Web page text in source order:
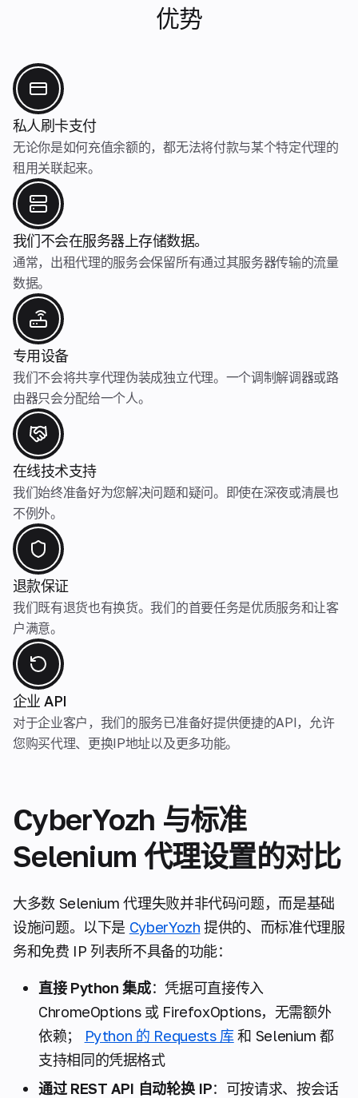
优势
私人刷卡支付
无论你是如何充值余额的，都无法将付款与某个特定代理的
租用关联起来。
我们不会在服务器上存储数据。
通常，出租代理的服务会保留所有通过其服务器传输的流量
数据。
专用设备
我们不会将共享代理伪装成独立代理。一个调制解调器或路
由器只会分配给一个人。
在线技术支持
我们始终准备好为您解决问题和疑问。即使在深夜或清晨也
不例外。
退款保证
我们既有退货也有换货。我们的首要任务是优质服务和让客
户满意。
企业 API
对于企业客户，我们的服务已准备好提供便捷的API，允许
您购买代理、更换IP地址以及更多功能。
CyberYozh 与标准
Selenium 代理设置的对比
大多数 Selenium 代理失败并非代码问题，而是基础
设施问题。以下是 CyberYozh 提供的、而标准代理服
务和免费 IP 列表所不具备的功能：
直接 Python 集成：凭据可直接传入
ChromeOptions 或 FirefoxOptions，无需额外
依赖；
Python 的 Requests 库和 Selenium 都
支持相同的凭据格式
通过 REST API 自动轮换 IP：可按请求、按会话